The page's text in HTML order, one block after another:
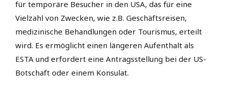
für temporäre Besucher in den USA, das für eine
Vielzahl von Zwecken, wie z.B. Geschäftsreisen,
medizinische Behandlungen oder Tourismus, erteilt
wird. Es ermöglicht einen längeren Aufenthalt als
ESTA und erfordert eine Antragsstellung bei der US-
Botschaft oder einem Konsulat.